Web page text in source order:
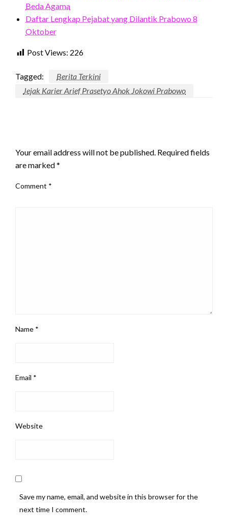
Beda Agama
Daftar Lengkap Pejabat yang Dilantik Prabowo 8
Oktober
Post Views: 226
Tagged:
Berita Terkini
Jejak Karier Arief Prasetyo Ahok Jokowi Prabowo
Your email address will not be published. Required fields
are marked*
Comment *
Name *
Email *
Website
Save my name, email, and website in this browser for the
next time I comment.